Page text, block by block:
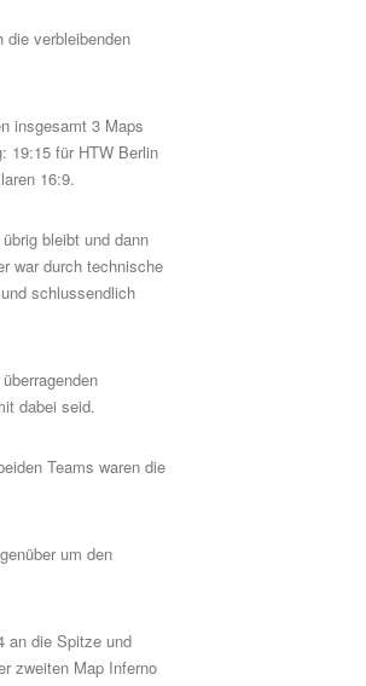
die verbleibenden
insgesamt 3 Maps
19:15 für HTW Berlin
16:9.
bleibt und dann
war durch technische
schlussendlich
dabei seid.
Teams waren die
um den
an die Spitze und
zweiten Map Inferno